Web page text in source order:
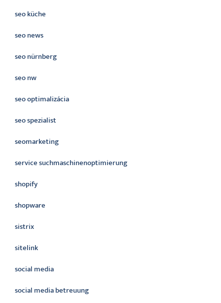
seo küche
seo news
seo nürnberg
seo nw
seo optimalizácia
seo spezialist
seomarketing
service suchmaschinenoptimierung
shopify
shopware
sistrix
sitelink
social media
social media betreuung